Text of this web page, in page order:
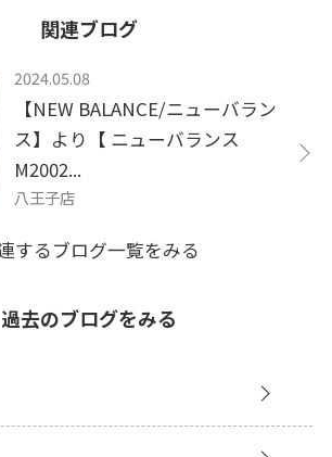
関連ブログ
2024.05.08
【NEW BALANCE/ニューバラン
ス】より【 ニューバランス
M2002...
八王子店
するブログ一覧をみる
過去のブログをみる